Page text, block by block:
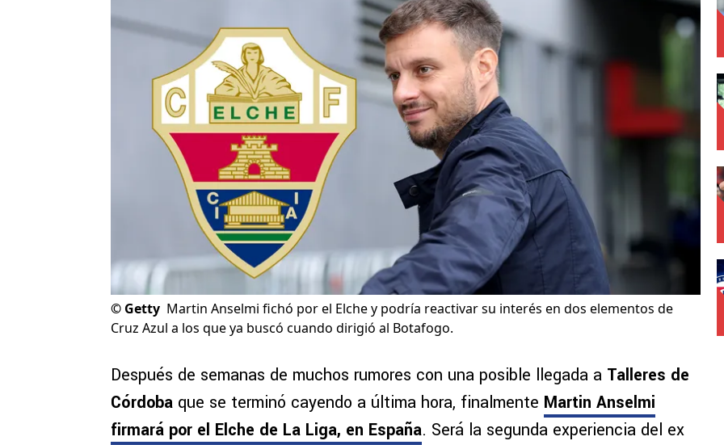
© Getty Martin Anselmi fichó por el Elche y podría reactivar su interés en dos elementos de
Cruz Azul a los que ya buscó cuando dirigió al Botafogo.
Después de semanas de muchos rumores con una posible llegada a Talleres de
Córdoba que se terminó cayendo a última hora, finalmente Martin Anselmi
firmará por el Elche de La Liga, en España. Será la segunda experiencia del ex